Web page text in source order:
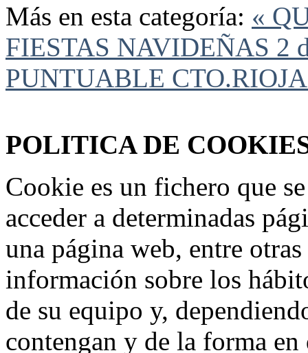
Más en esta categoría: «
FIESTAS NAVIDEÑAS 2
PUNTUABLE
POLITICA DE
Cookie es un fichero que
acceder a determinadas
una página web, entre
información sobre los
de su equipo y,
contengan y de la forma